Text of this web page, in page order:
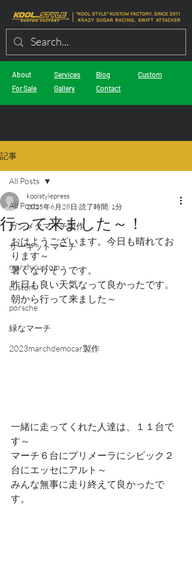
About
For Sale
Services
Gallery
Blog
Contact
Custom
記事
All Posts
ガンメタマーチ製作
サーキットマーチ
march custom
custom
porsche
緑なマーチ
2023marchdemocar製作
All Posts
行って来ました～！
koolstylepress
2025年6月28日 読了時間: 1分
おはようございます。今日も晴れてお
ります～
暑くなりそうです。
昨日も良い天気なって良かったです。
朝から行って来ました～
一緒に走ってくれた人達は、１１台で
す～
マーチ６台にプリメーラにシビック２
台にエッセにアルト～
みんな無事に走り終えて良かったで
す。